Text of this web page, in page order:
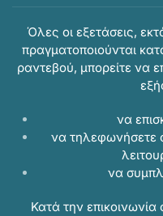
Όλες οι εξετάσεις,
πραγματοποιούνται
ραντεβού, μπορείτε να
να
να τηλεφωνήσετε
να
Κατά την